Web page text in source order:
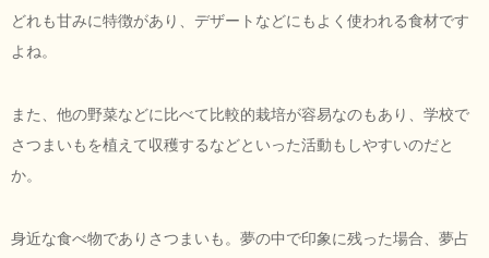
どれも甘みに特徴があり、デザートなどにもよく使われる食材です
よね。
また、他の野菜などに比べて比較的栽培が容易なのもあり、学校で
さつまいもを植えて収穫するなどといった活動もしやすいのだと
か。
身近な食べ物でありさつまいも。夢の中で印象に残った場合、夢占